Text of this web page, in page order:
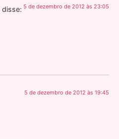
disse: 5 de dezembro de 2012 às 23:05
5 de dezembro de 2012 às 19:45